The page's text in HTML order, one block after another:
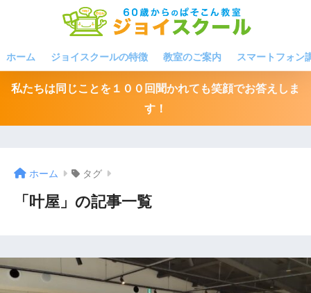
ホーム ジョイスクールの特徴 教室のご案内 スマートフォン
私たちは同じことを１００回聞かれても笑顔でお答えしま
す！
ホーム タグ
「叶屋」の記事一覧